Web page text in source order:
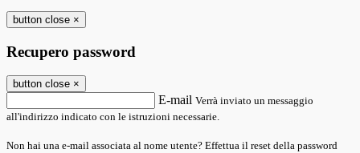
button close ×
Recupero password
button close ×
E-mail Verrà inviato un messaggio
all'indirizzo indicato con le istruzioni necessarie.
Non hai una e-mail associata al nome utente? Effettua il reset della password